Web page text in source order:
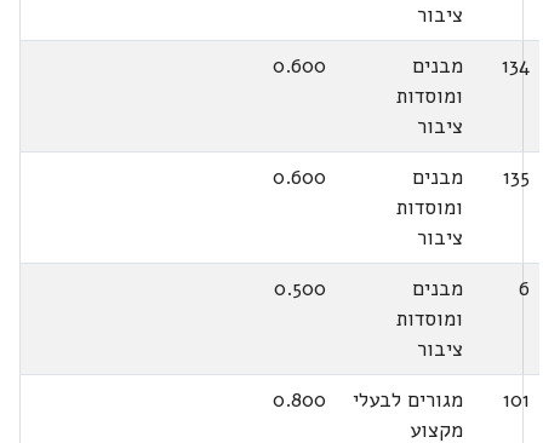
ציבור
134
מבנים
ומוסדות
ציבור
0.600
135
מבנים
ומוסדות
ציבור
0.600
6
מבנים
ומוסדות
ציבור
0.500
101
מגורים לבעלי
מקצוע
0.800